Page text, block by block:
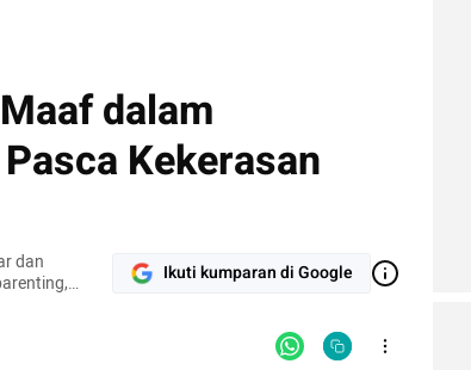
dalam
Kekerasan
dan
dipahami
Ikuti kumparan di Google